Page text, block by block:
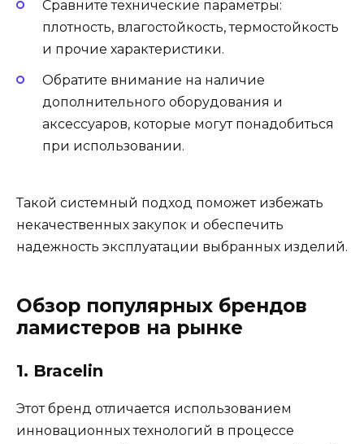
Сравните технические параметры:
плотность, влагостойкость, термостойкость
и прочие характеристики.
Обратите внимание на наличие
дополнительного оборудования и
аксессуаров, которые могут понадобиться
при использовании.
Такой системный подход поможет избежать
некачественных закупок и обеспечить
надежность эксплуатации выбранных изделий.
Обзор популярных брендов
ламистеров на рынке
1. Bracelin
Этот бренд отличается использованием
инновационных технологий в процессе